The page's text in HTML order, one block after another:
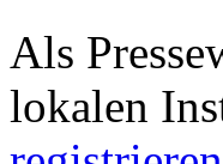
Als
lokalen